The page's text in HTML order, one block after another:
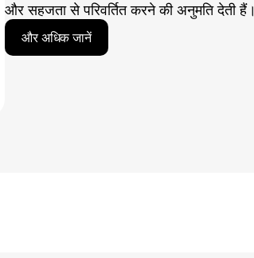
और सहजता से परिवर्तित करने की अनुमति देती हैं।
और अधिक जानें